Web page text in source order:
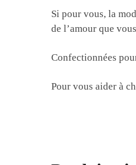
Si pour vous, la
de l’amour que
Confectionnées
Pour vous aider à